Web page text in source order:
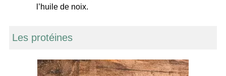
l’huile de noix.
Les protéines